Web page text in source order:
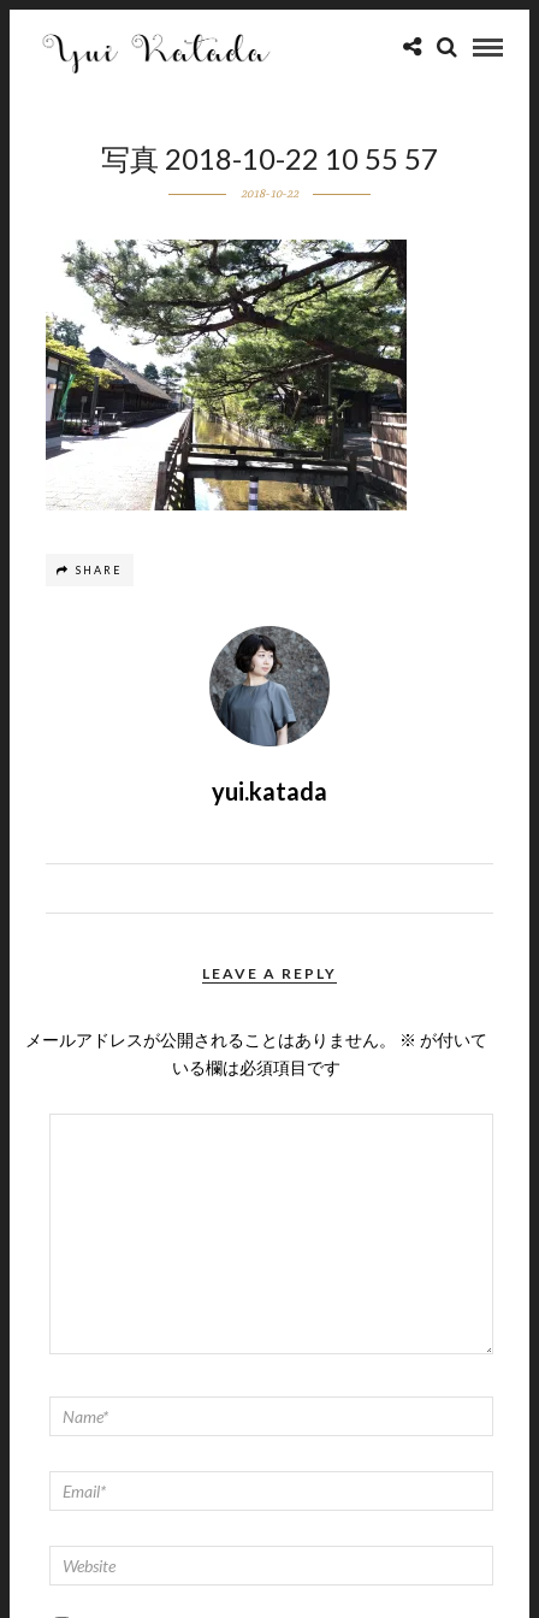
写真 2018-10-22 10 55 57
2018-10-22
SHARE
yui.katada
LEAVE A REPLY
メールアドレスが公開されることはありません。 ※ が付いて
いる欄は必須項目です